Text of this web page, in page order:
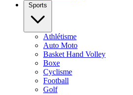
Sports
Athlétisme
Auto Moto
Basket Hand Volley
Boxe
Cyclisme
Football
Golf